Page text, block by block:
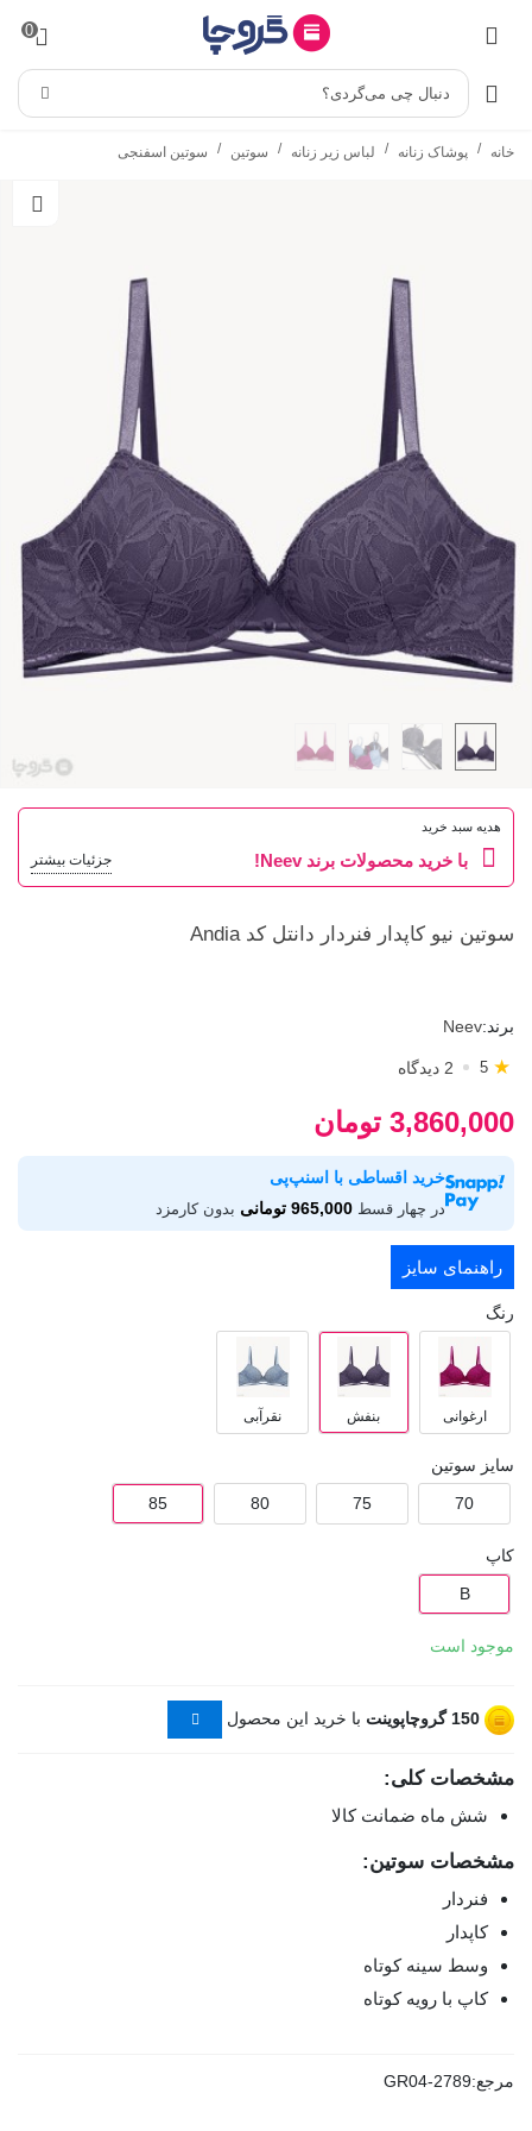
0
دنبال چی می‌گردی؟
خانه / پوشاک زنانه / لباس زیر زنانه / سوتین / سوتین اسفنجی
هدیه سبد خرید
با خرید محصولات برند Neev! جزئیات بیشتر
سوتین نیو کاپدار فنردار دانتل کد Andia
برند:Neev
5 ★ 2 دیدگاه
3,860,000 تومان
خرید اقساطی با اسنپ‌پی
در چهار قسط 965,000 تومانی بدون کارمزد
راهنمای سایز
رنگ
ارغوانی بنفش نقرآبی
سایز سوتین
70
75
80
85
کاپ
B
موجود است
150 گروچاپوینت با خرید این محصول
مشخصات کلی:
شش ماه ضمانت کالا
مشخصات سوتین:
فنردار
کاپدار
وسط سینه کوتاه
کاپ با رویه کوتاه
مرجع:GR04-2789